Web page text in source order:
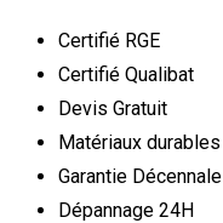
Certifié RGE
Certifié Qualibat
Devis Gratuit
Matériaux durables
Garantie Décennale
Dépannage 24H